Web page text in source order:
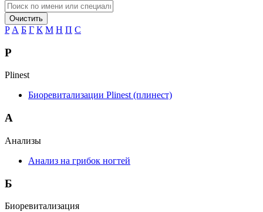
Очистить
P А Б Г К М Н П С
P
Plinest
Биоревитализации Plinest (плинест)
А
Анализы
Анализ на грибок ногтей
Б
Биоревитализация